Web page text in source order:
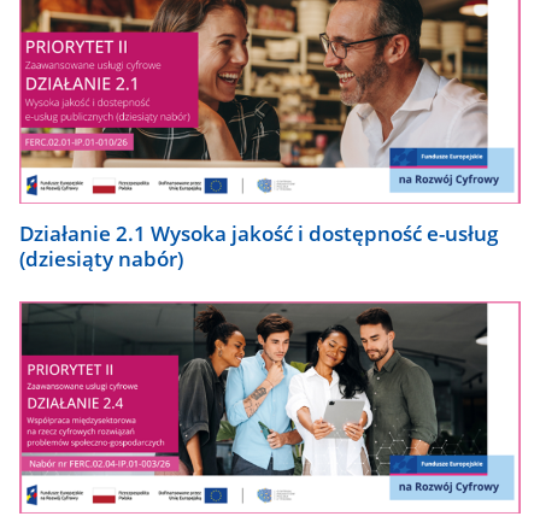
Działanie 2.1 Wysoka jakość i dostępność e-usług
(dziesiąty nabór)